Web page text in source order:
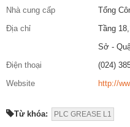
Nhà cung cấp
Tổng
Địa chỉ
Tầng
Sở -
Điện thoại
(024)
Website
http://
Từ khóa: PLC GREASE L1